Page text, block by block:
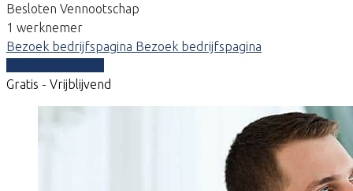
Besloten Vennootschap
1 werknemer
Bezoek bedrijfspagina Bezoek bedrijfspagina
Gratis - Vrijblijvend